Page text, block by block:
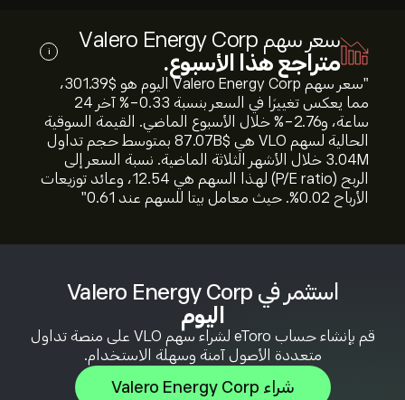
استثمر في Valero Energy Corp
اليوم
قم بإنشاء حساب eToro لشراء سهم VLO على منصة تداول
متعددة الأصول آمنة وسهلة الاستخدام.
شراء Valero Energy Corp
سعر سهم Valero Energy Corp
متراجع هذا الأسبوع.
i
"سعر سهم Valero Energy Corp اليوم هو 301.39‎$‎،
مما يعكس تغييرًا في السعر بنسبة ‎-0.33‎% آخر 24
ساعة، و‎-2.76‎% خلال الأسبوع الماضي. القيمة السوقية
الحالية لسهم VLO هي 87.07B‎$‎ بمتوسط حجم تداول
3.04M خلال الأشهر الثلاثة الماضية. نسبة السعر إلى
الربح (P/E ratio) لهذا السهم هي 12.54، وعائد توزيعات
الأرباح 0.02%. حيث معامل بيتا للسهم عند 0.61"